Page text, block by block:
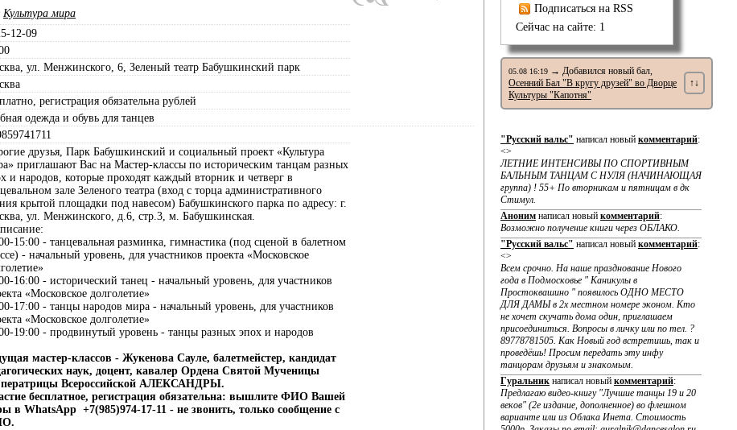
Культура мира
12-09
ул. Менжинского, 6, Зеленый театр Бабушкинский парк
регистрация обязательна рублей
одежда и обувь для танцев
друзья, Парк Бабушкинский и социальный проект «Культура
приглашают Вас на Мастер-классы по историческим танцам разных
и народов, которые проходят каждый вторник и четверг в
зале Зеленого театра (вход с торца административного
крытой площадки под навесом) Бабушкинского парка по адресу: г.
ул. Менжинского, д.6, стр.3, м. Бабушкинская.
15:00 - танцевальная разминка, гимнастика (под сценой в балетном
- начальный уровень, для участников проекта «Московское
16:00 - исторический танец - начальный уровень, для участников
«Московское долголетие»
17:00 - танцы народов мира - начальный уровень, для участников
«Московское долголетие»
19:00 - продвинутый уровень - танцы разных эпох и народов
мастер-классов - Жукенова Сауле, балетмейстер, кандидат
наук, доцент, кавалер Ордена Святой Мученицы
Всероссийской АЛЕКСАНДРЫ.
бесплатное, регистрация обязательна: вышлите ФИО Вашей
в WhatsApp +7(985)974-17-11 - не звонить, только сообщение с
Подписаться на RSS
Сейчас на сайте: 1
05.08 16:19 → Добавился новый бал,
Осенний Бал "В кругу друзей" во Дворце
Культуры "Капотня"
↑↓
"Русский вальс" написал новый комментарий:
<>
ЛЕТНИЕ ИНТЕНСИВЫ ПО CПОРТИВНЫМ
БАЛЬНЫМ ТАНЦАМ С НУЛЯ (НАЧИНАЮЩАЯ
группа) ! 55+ По вторникам и пятницам в дк
Стимул.
Аноним написал новый комментарий:
Возможно получение книги через ОБЛАКО.
"Русский вальс" написал новый комментарий:
<>
Всем срочно. На наше празднование Нового
года в Подмосковье " Каникулы в
Простоквашино " появилось ОДНО МЕСТО
ДЛЯ ДАМЫ в 2х местном номере эконом. Кто
не хочет скучать дома один, приглашаем
присоединиться. Вопросы в личку или по тел. ?
89778781505. Как Новый год встретишь, так и
проведёшь! Просим передать эту инфу
танцорам друзьям и знакомым.
Гуральник написал новый комментарий:
Предлагаю видео-книгу "Лучшие танцы 19 и 20
веков" (2е издание, дополненное) во флешном
варианте или из Облака Инета. Стоимость